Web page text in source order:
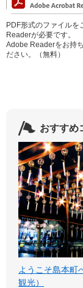
PDF形式のファイルを
Readerが必要です。
Adobe Readerをお持
ださい。（無料）
おすすめ
ようこそ島本町
観光）